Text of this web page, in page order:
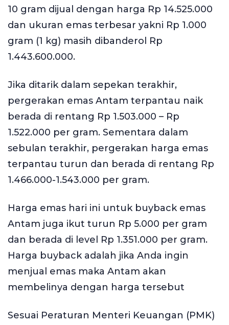
10 gram dijual dengan harga Rp 14.525.000
dan ukuran emas terbesar yakni Rp 1.000
gram (1 kg) masih dibanderol Rp
1.443.600.000.
Jika ditarik dalam sepekan terakhir,
pergerakan emas Antam terpantau naik
berada di rentang Rp 1.503.000 – Rp
1.522.000 per gram. Sementara dalam
sebulan terakhir, pergerakan harga emas
terpantau turun dan berada di rentang Rp
1.466.000-1.543.000 per gram.
Harga emas hari ini untuk buyback emas
Antam juga ikut turun Rp 5.000 per gram
dan berada di level Rp 1.351.000 per gram.
Harga buyback adalah jika Anda ingin
menjual emas maka Antam akan
membelinya dengan harga tersebut
Sesuai Peraturan Menteri Keuangan (PMK)